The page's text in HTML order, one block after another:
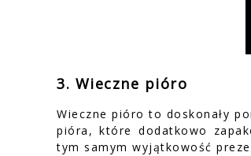
3. Wieczne pióro
Wieczne pióro to doskonały
pióra, które dodatkowo
tym samym wyjątkowość